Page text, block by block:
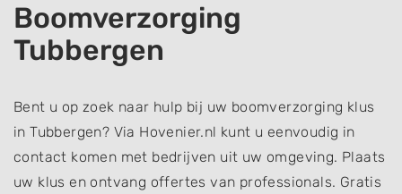
Boomverzorging
Tubbergen
Bent u op zoek naar hulp bij uw boomverzorging klus
in Tubbergen? Via Hovenier.nl kunt u eenvoudig in
contact komen met bedrijven uit uw omgeving. Plaats
uw klus en ontvang offertes van professionals. Gratis